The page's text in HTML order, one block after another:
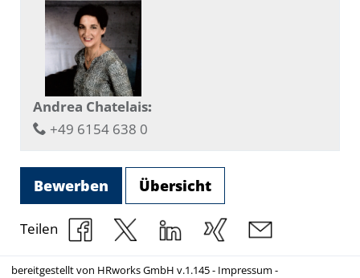
Andrea Chatelais:
+49 6154 638 0
Bewerben Übersicht
Teilen
bereitgestellt von HRworks GmbH v.1.145 - Impressum -